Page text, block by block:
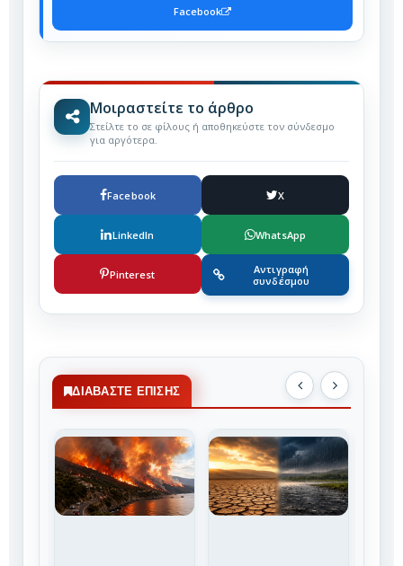
Facebook
Μοιραστείτε το άρθρο
Στείλτε το σε φίλους ή αποθηκεύστε τον σύνδεσμο
για αργότερα.
Facebook X
LinkedIn WhatsApp
Pinterest
Αντιγραφή
συνδέσμου
ΔΙΑΒΆΣΤΕ ΕΠΊΣΗΣ